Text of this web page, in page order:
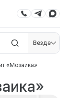
Везде
«Мозаика»